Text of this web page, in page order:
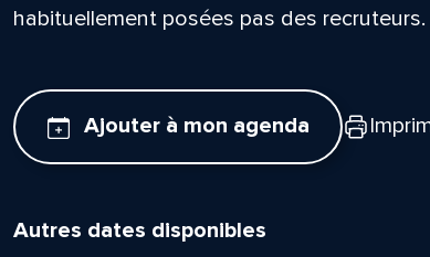
habituellement posées pas des recruteurs.
Ajouter à mon agenda
Autres dates disponibles